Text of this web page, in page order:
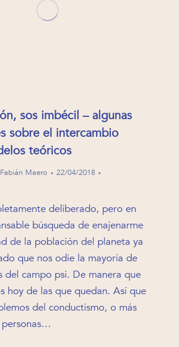
sos imbécil – algunas
sobre el intercambio
teóricos
Fabián Maero
22/04/2018
deliberado, pero en
búsqueda de enajenarme
de la población del planeta ya
que nos odie la mayoría de
del campo psi. De manera que
hoy de las que quedan. Así que
del conductismo, o más